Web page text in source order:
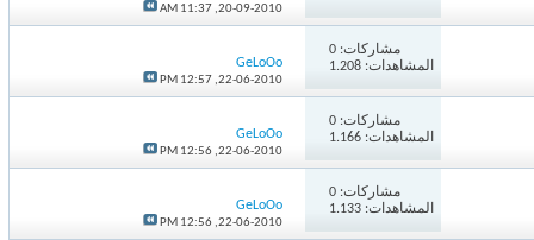
20-09-2010,
11:37 AM
مشاركات:0
المشاهدات: 1.208
GeLoOo
22-06-2010,
12:57 PM
مشاركات:0
المشاهدات: 1.166
GeLoOo
22-06-2010,
12:56 PM
مشاركات:0
المشاهدات: 1.133
GeLoOo
22-06-2010,
12:56 PM